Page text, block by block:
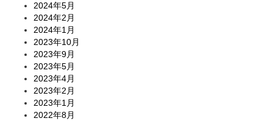
2024年5月
2024年2月
2024年1月
2023年10月
2023年9月
2023年5月
2023年4月
2023年2月
2023年1月
2022年8月